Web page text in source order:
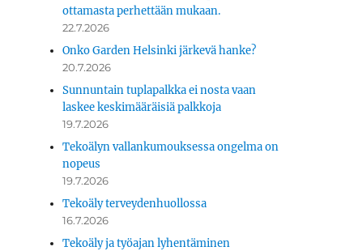
ottamasta perhettään mukaan.
22.7.2026
Onko Garden Helsinki järkevä hanke?
20.7.2026
Sunnuntain tuplapalkka ei nosta vaan
laskee keskimääräisiä palkkoja
19.7.2026
Tekoälyn vallankumouksessa ongelma on
nopeus
19.7.2026
Tekoäly terveydenhuollossa
16.7.2026
Tekoäly ja työajan lyhentäminen